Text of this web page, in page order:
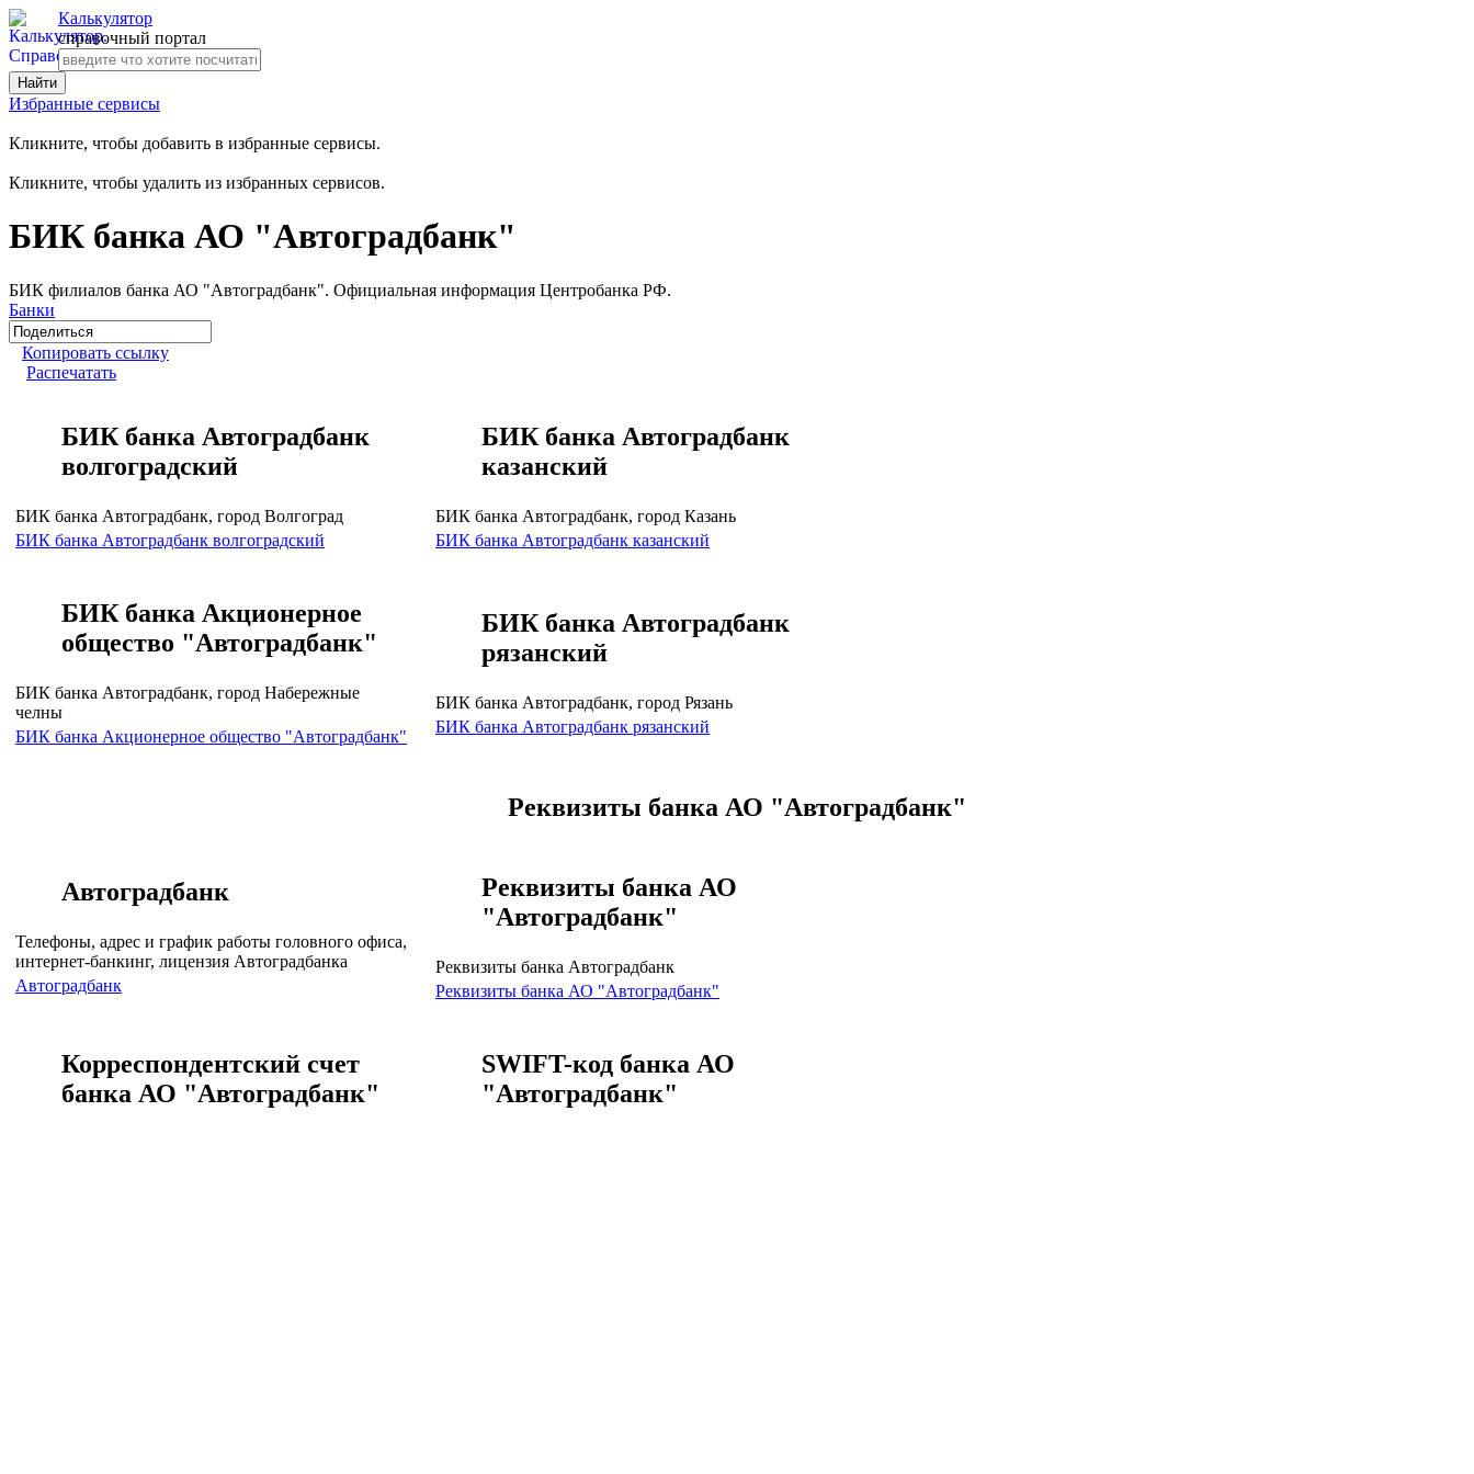
Калькулятор
справочный портал
Избранные сервисы
Кликните, чтобы добавить в избранные сервисы.
Кликните, чтобы удалить из избранных сервисов.
БИК банка АО "Автоградбанк"
БИК филиалов банка АО "Автоградбанк". Официальная информация Центробанка РФ.
Банки
Копировать ссылку
Распечатать
БИК банка Автоградбанк
волгоградский
БИК банка Автоградбанк, город Волгоград
БИК банка Автоградбанк волгоградский
БИК банка Автоградбанк
казанский
БИК банка Автоградбанк, город Казань
БИК банка Автоградбанк казанский
БИК банка Акционерное
общество "Автоградбанк"
БИК банка Автоградбанк, город Набережные
челны
БИК банка Акционерное общество "Автоградбанк"
БИК банка Автоградбанк
рязанский
БИК банка Автоградбанк, город Рязань
БИК банка Автоградбанк рязанский
Реквизиты банка АО "Автоградбанк"
Автоградбанк
Телефоны, адрес и график работы головного офиса,
интернет-банкинг, лицензия Автоградбанка
Автоградбанк
Реквизиты банка АО
"Автоградбанк"
Реквизиты банка Автоградбанк
Реквизиты банка АО "Автоградбанк"
Корреспондентский счет
банка АО "Автоградбанк"
SWIFT-код банка АО
"Автоградбанк"